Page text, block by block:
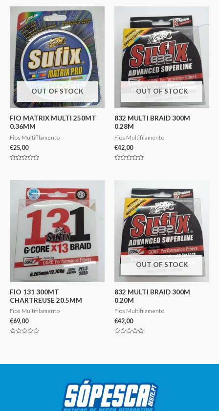
OUT OF STOCK
FIO MATRIX MULTI 250MT
0.36MM
Fios Multifilamento
€25,00
5
OUT OF STOCK
832 MULTI BRAID 300M
0.28M
Fios Multifilamento
€42,00
FIO 131 300MT
CHARTREUSE 20.5MM
Fios Multifilamento
€69,00
OUT OF STOCK
832 MULTI BRAID 300M
0.20M
Fios Multifilamento
€42,00